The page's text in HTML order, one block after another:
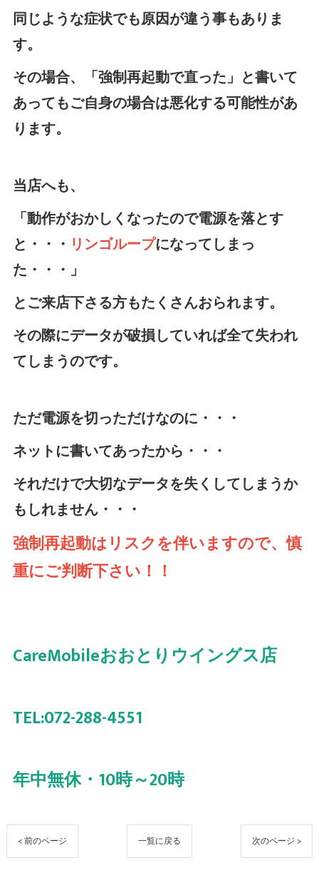
同じような症状でも原因が違う事もありま
す。
その場合、「強制再起動で直った」と書いて
あってもご自身の場合は悪化する可能性があ
ります。
当店へも、
「動作がおかしくなったので電源を落とす
と・・・ リンゴループになってしまっ
た・・・」
とご来店下さる方もたくさんおられます。
その際にデータが破損していれば全て失われ
てしまうのです。
ただ電源を切っただけなのに・・・
ネットに書いてあったから・・・
それだけで大切なデータを失くしてしまうか
もしれません・・・
強制再起動はリスクを伴いますので、慎
重にご判断下さい！！
CareMobileおおとりウイングス店
TEL:072-288-4551
年中無休・10時～20時
< 前のページ 一覧に戻る 次のページ >